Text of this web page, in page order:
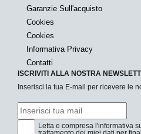
Garanzie Sull'acquisto
Cookies
Cookies
Informativa Privacy
Contatti
ISCRIVITI ALLA NOSTRA
Inserisci la tua E-mail per ricevere le
Letta e compresa l'informativa